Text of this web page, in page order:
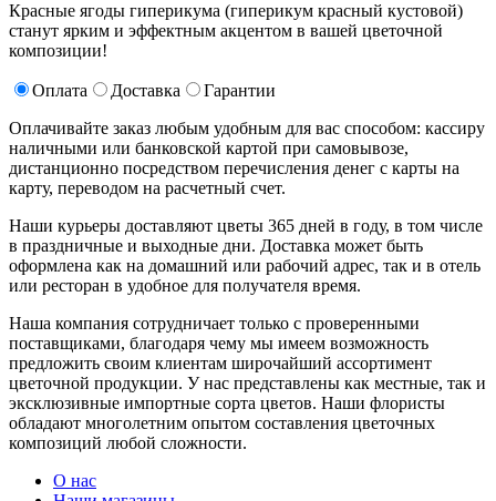
Красные ягоды гиперикума (гиперикум красный кустовой)
станут ярким и эффектным акцентом в вашей цветочной
композиции!
Оплата Доставка
Гарантии
Оплачивайте заказ любым удобным для вас способом: кассиру
наличными или банковской картой при самовывозе,
дистанционно посредством перечисления денег с карты на
карту, переводом на расчетный счет.
Наши курьеры доставляют цветы 365 дней в году, в том числе
в праздничные и выходные дни. Доставка может быть
оформлена как на домашний или рабочий адрес, так и в отель
или ресторан в удобное для получателя время.
Наша компания сотрудничает только с проверенными
поставщиками, благодаря чему мы имеем возможность
предложить своим клиентам широчайший ассортимент
цветочной продукции. У нас представлены как местные, так и
эксклюзивные импортные сорта цветов. Наши флористы
обладают многолетним опытом составления цветочных
композиций любой сложности.
О нас